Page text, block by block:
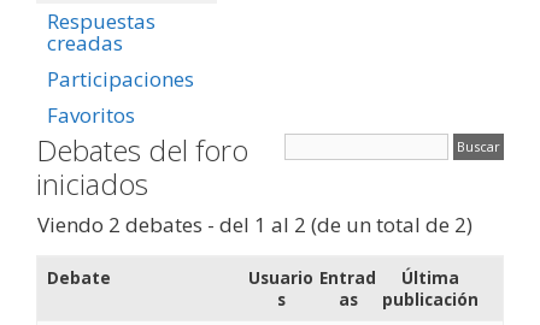
Respuestas
creadas
Participaciones
Favoritos
Debates del foro
iniciados
Viendo 2 debates - del 1 al 2 (de un total de 2)
Debate
Usuario
s
Entrad
as
Última
publicación